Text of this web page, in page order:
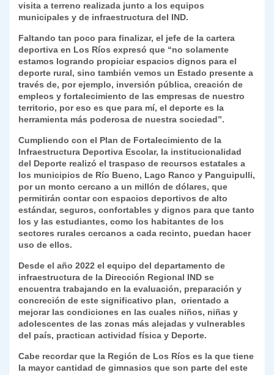
visita a terreno realizada junto a los equipos
municipales y de infraestructura del IND.
Faltando tan poco para finalizar, el jefe de la cartera
deportiva en Los Ríos expresó que “no solamente
estamos logrando propiciar espacios dignos para el
deporte rural, sino también vemos un Estado presente a
través de, por ejemplo, inversión pública, creación de
empleos y fortalecimiento de las empresas de nuestro
territorio, por eso es que para mí, el deporte es la
herramienta más poderosa de nuestra sociedad”.
Cumpliendo con el Plan de Fortalecimiento de la
Infraestructura Deportiva Escolar, la institucionalidad
del Deporte realizó el traspaso de recursos estatales a
los municipios de Río Bueno, Lago Ranco y Panguipulli,
por un monto cercano a un millón de dólares, que
permitirán contar con espacios deportivos de alto
estándar, seguros, confortables y dignos para que tanto
los y las estudiantes, como los habitantes de los
sectores rurales cercanos a cada recinto, puedan hacer
uso de ellos.
Desde el año 2022 el equipo del departamento de
infraestructura de la Dirección Regional IND se
encuentra trabajando en la evaluación, preparación y
concreción de este significativo plan, orientado a
mejorar las condiciones en las cuales niños, niñas y
adolescentes de las zonas más alejadas y vulnerables
del país, practican actividad física y Deporte.
Cabe recordar que la Región de Los Ríos es la que tiene
la mayor cantidad de gimnasios que son parte del este